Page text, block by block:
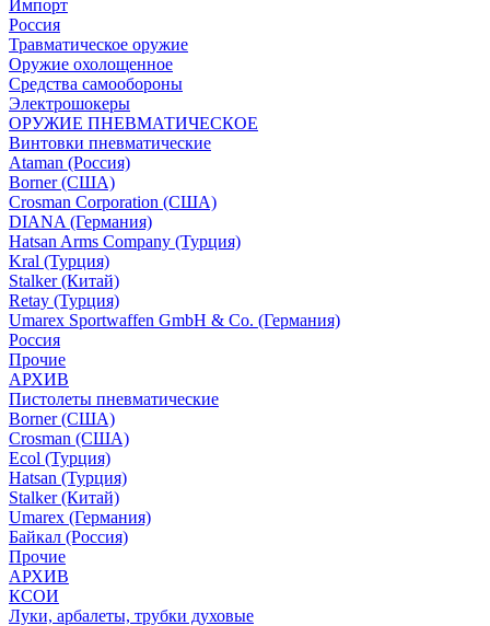
Импорт
Россия
Травматическое оружие
Оружие охолощенное
Средства самообороны
Электрошокеры
ОРУЖИЕ ПНЕВМАТИЧЕСКОЕ
Винтовки пневматические
Ataman (Россия)
Borner (США)
Crosman Corporation (США)
DIANA (Германия)
Hatsan Arms Company (Турция)
Kral (Турция)
Stalker (Китай)
Retay (Турция)
Umarex Sportwaffen GmbH & Co. (Германия)
Россия
Прочие
АРХИВ
Пистолеты пневматические
Borner (США)
Crosman (США)
Ecol (Турция)
Hatsan (Турция)
Stalker (Китай)
Umarex (Германия)
Байкал (Россия)
Прочие
АРХИВ
КСОИ
Луки, арбалеты, трубки духовые